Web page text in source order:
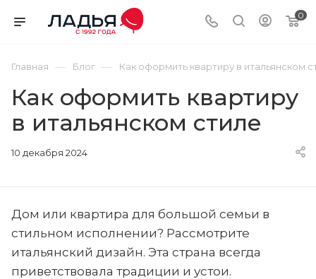
0
Главная — Блог — Как оформить квартиру в итальянском
Как оформить квартиру
в итальянском стиле
10 декабря 2024
Дом или квартира для большой семьи в
стильном исполнении? Рассмотрите
итальянский дизайн. Эта страна всегда
приветствовала традиции и устои.